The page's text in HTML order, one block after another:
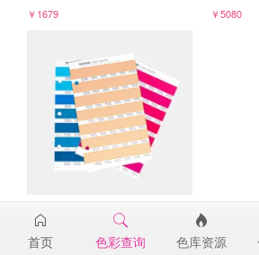
￥1679
￥5080
14-1227TPG
￥98
首页 色彩查询 色库资源